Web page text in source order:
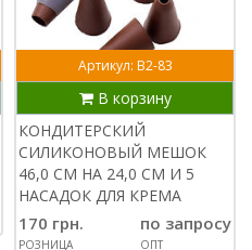
Артикул: В2-83
В корзину
КОНДИТЕРСКИЙ
СИЛИКОНОВЫЙ МЕШОК
46,0 СМ НА 24,0 СМ И 5
НАСАДОК ДЛЯ КРЕМА
170 грн.
РОЗНИЦА
по запросу
ОПТ